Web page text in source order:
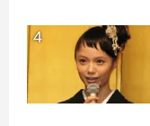
4